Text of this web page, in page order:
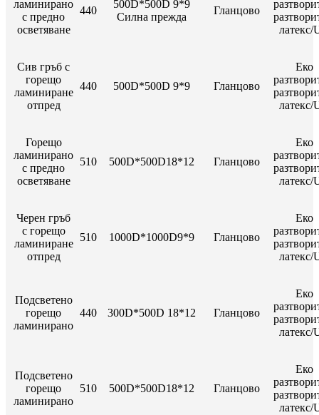
ламинирано
с предно
осветяване
440
500D*500D 9*9
Силна прежда
Гланцово
латекс/
Сив гръб с
горещо
ламиниране
отпред
440 500D*500D 9*9 Гланцово
Еко
латекс/
Горещо
ламинирано
с предно
осветяване
510 500D*500D18*12 Гланцово
Еко
латекс/
Черен гръб
с горещо
ламиниране
отпред
510 1000D*1000D9*9 Гланцово
Еко
латекс/
Подсветено
горещо
ламинирано
440 300D*500D 18*12 Гланцово
Еко
латекс/
Подсветено
горещо
ламинирано
510 500D*500D18*12 Гланцово
Еко
латекс/